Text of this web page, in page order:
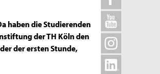
haben die Studierenden
der TH Köln den
der ersten Stunde,